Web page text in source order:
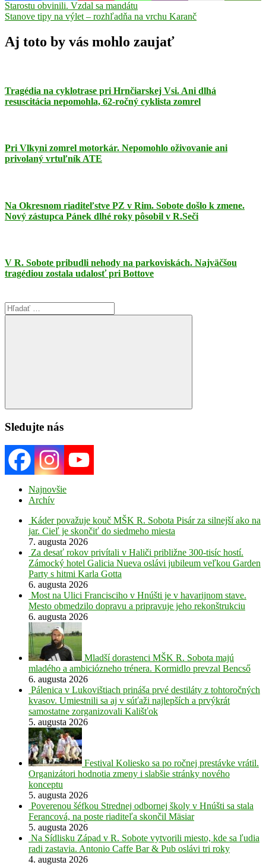
BátkaHaZZkamiónobecný
úradpoľadovica
Navigácia
v
článku
Previous
Post:
Starostu obvinili. Vzdal sa mandátu
Next
Stanove tipy na výlet – rozhľadňa na vrchu Karanč
Aj toto by vás mohlo zaujať
Tragédia na cyklotrase pri Hrnčiarskej Vsi. Ani dlhá
resuscitácia nepomohla, 62-ročný cyklista zomrel
Pri Vlkyni zomrel motorkár. Nepomohlo oživovanie ani
privolaný vrtuľník ATE
Na Okresnom riaditeľstve PZ v Rim. Sobote došlo k zmene.
Nový zástupca Pánek dlhé roky pôsobil v R.Seči
V R. Sobote pribudli nehody na parkoviskách. Najväčšou
tragédiou zostala udalosť pri Bottove
Search
for:
Search
Sledujte nás
Najnovšie
Archív
Káder považuje kouč MŠK R. Sobota Pisár za silnejší ako na
jar. Cieľ je skončiť do siedmeho miesta
7. augusta 2026
Za desať rokov privítali v Haliči približne 300-tisíc hostí.
Zámocký hotel Galicia Nueva oslávi jubileum veľkou Garden
Party s hitmi Karla Gotta
6. augusta 2026
Most na Ulici Francisciho v Hnúšti je v havarijnom stave.
Mesto obmedzilo dopravu a pripravuje jeho rekonštrukciu
6. augusta 2026
Mladší dorastenci MŠK R. Sobota majú
mladého a ambiciózneho trénera. Kormidlo prevzal Bencső
6. augusta 2026
Pálenica v Lukovištiach prináša prvé destiláty z tohtoročných
kvasov. Umiestnili sa aj v súťaži najlepších a prvýkrát
samostatne zorganizovali Kališťok
5. augusta 2026
Festival Koliesko sa po ročnej prestávke vrátil.
Organizátori hodnotia zmeny i slabšie stránky nového
konceptu
5. augusta 2026
Poverenou šéfkou Strednej odbornej školy v Hnúšti sa stala
Ferancová, na poste riaditeľa skončil Mäsiar
5. augusta 2026
Na Sídlisku Západ v R. Sobote vytvorili miesto, kde sa ľudia
radi zastavia. Antonio Caffe Bar & Pub oslávi tri roky
4. augusta 2026